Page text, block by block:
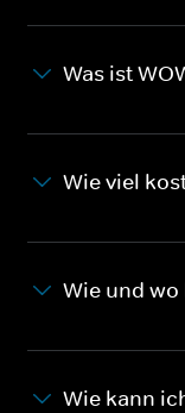
Was ist
Wie viel
Wie und wo
Wie kann